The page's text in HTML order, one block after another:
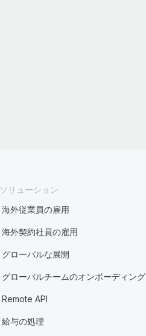
ソリューション
海外従業員の雇用
海外契約社員の雇用
グローバルな展開
グローバルチームのオンボーディング
Remote API
給与の処理